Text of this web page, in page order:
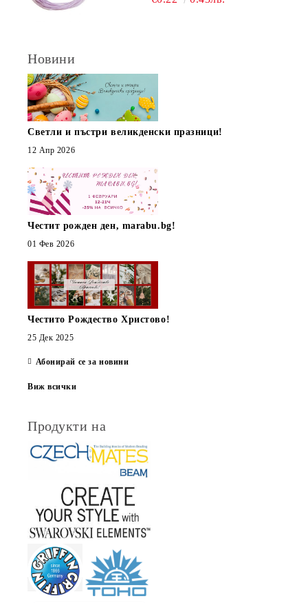
Новини
Светли и пъстри великденски празници!
12 Апр 2026
Честит рожден ден, marabu.bg!
01 Фев 2026
Честито Рождество Христово!
25 Дек 2025
Абонирай се за новини
Виж всички
Продукти на